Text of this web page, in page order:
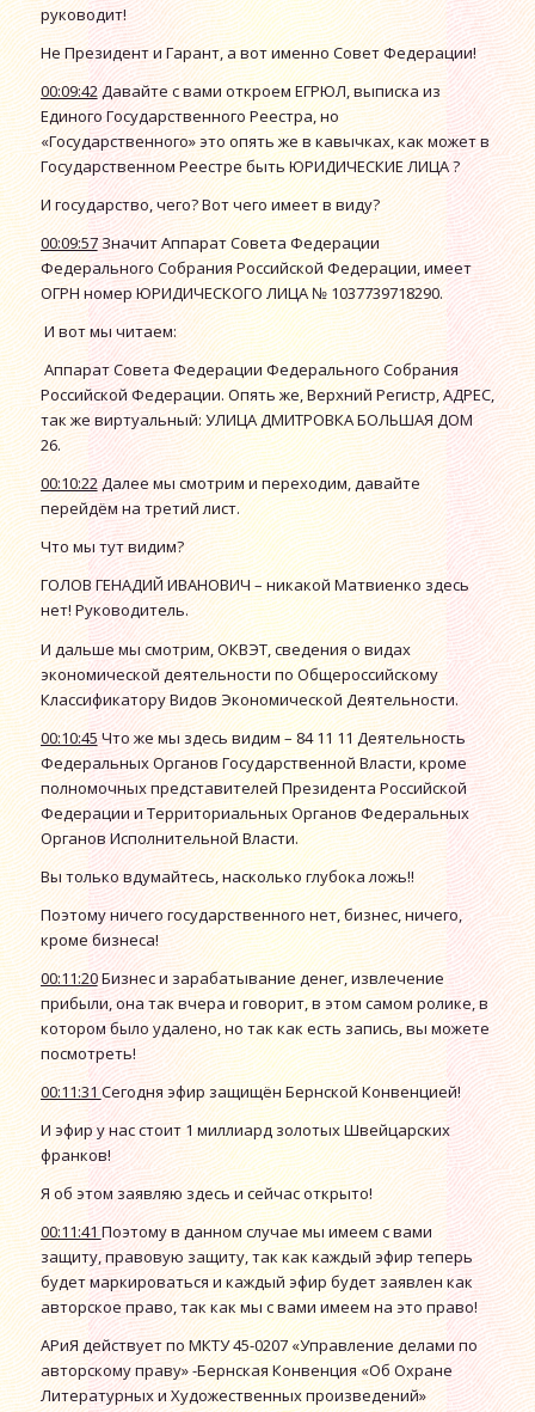
руководит!
Не Президент и Гарант, а вот именно Совет Федерации!
00:09:42Давайте с вами откроем ЕГРЮЛ, выписка из
Единого Государственного Реестра, но
«Государственного» это опять же в кавычках, как может в
Государственном Реестре быть ЮРИДИЧЕСКИЕ ЛИЦА ?
И государство, чего? Вот чего имеет в виду?
00:09:57Значит Аппарат Совета Федерации
Федерального Собрания Российской Федерации, имеет
ОГРН номер ЮРИДИЧЕСКОГО ЛИЦА № 1037739718290.
И вот мы читаем:
Аппарат Совета Федерации Федерального Собрания
Российской Федерации. Опять же, Верхний Регистр, АДРЕС,
так же виртуальный: УЛИЦА ДМИТРОВКА БОЛЬШАЯ ДОМ
26.
00:10:22Далее мы смотрим и переходим, давайте
перейдём на третий лист.
Что мы тут видим?
ГОЛОВ ГЕНАДИЙ ИВАНОВИЧ – никакой Матвиенко здесь
нет! Руководитель.
И дальше мы смотрим, ОКВЭТ, сведения о видах
экономической деятельности по Общероссийскому
Классификатору Видов Экономической Деятельности.
00:10:45Что же мы здесь видим – 84 11 11 Деятельность
Федеральных Органов Государственной Власти, кроме
полномочных представителей Президента Российской
Федерации и Территориальных Органов Федеральных
Органов Исполнительной Власти.
Вы только вдумайтесь, насколько глубока ложь!!
Поэтому ничего государственного нет, бизнес, ничего,
кроме бизнеса!
00:11:20Бизнес и зарабатывание денег, извлечение
прибыли, она так вчера и говорит, в этом самом ролике, в
котором было удалено, но так как есть запись, вы можете
посмотреть!
00:11:31Сегодня эфир защищён Бернской Конвенцией!
И эфир у нас стоит 1 миллиард золотых Швейцарских
франков!
Я об этом заявляю здесь и сейчас открыто!
00:11:41Поэтому в данном случае мы имеем с вами
защиту, правовую защиту, так как каждый эфир теперь
будет маркироваться и каждый эфир будет заявлен как
авторское право, так как мы с вами имеем на это право!
АРиЯ действует по МКТУ 45-0207 «Управление делами по
авторскому праву» -Бернская Конвенция «Об Охране
Литературных и Художественных произведений»